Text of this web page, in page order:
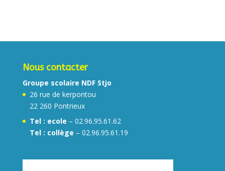
Nous contacter
Groupe scolaire NDF Stjo
26 rue de kerpontou
22 260 Pontrieux
Tel : ecole – 02.96.95.61.62
Tel : collège – 02.96.95.61.19